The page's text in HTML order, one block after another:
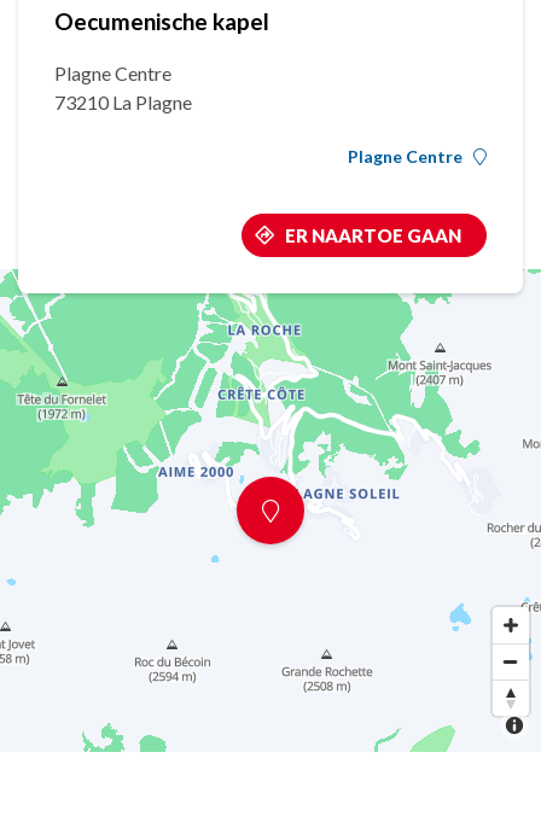
Oecumenische kapel
Plagne Centre
73210 La Plagne
Plagne Centre
ER NAARTOE GAAN